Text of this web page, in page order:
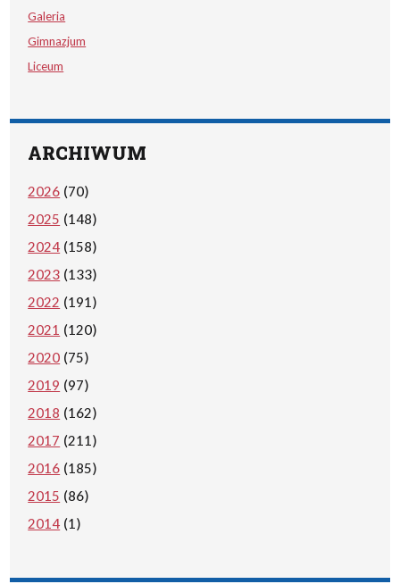
Galeria
Gimnazjum
Liceum
ARCHIWUM
2026 (70)
2025 (148)
2024 (158)
2023 (133)
2022 (191)
2021 (120)
2020 (75)
2019 (97)
2018 (162)
2017 (211)
2016 (185)
2015 (86)
2014 (1)